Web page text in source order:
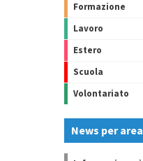
Formazione
Lavoro
Estero
Scuola
Volontariato
News per area